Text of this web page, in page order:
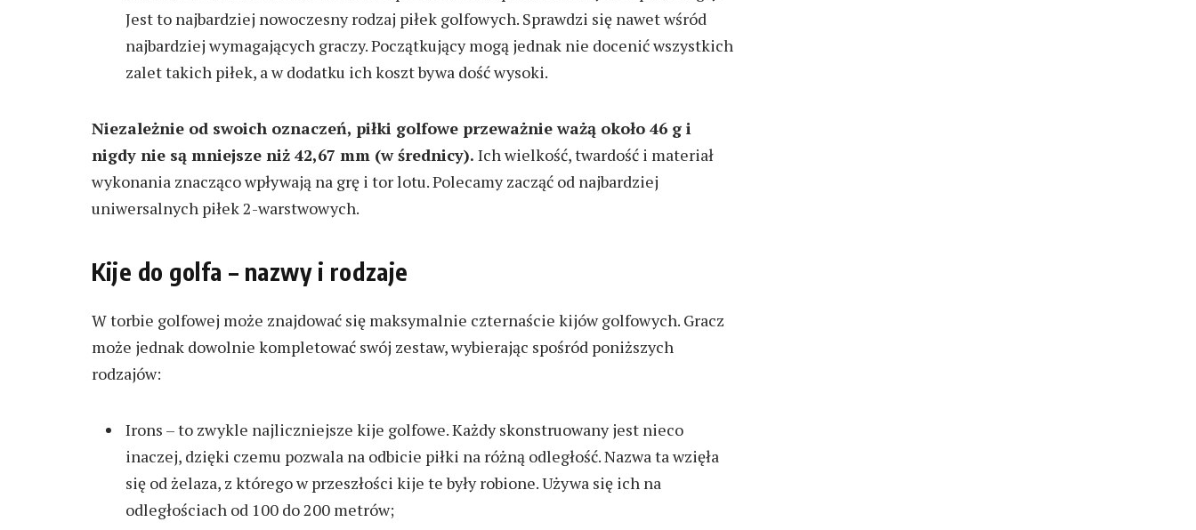
Jest to najbardziej nowoczesny rodzaj piłek golfowych. Sprawdzi się nawet wśród
najbardziej wymagających graczy. Początkujący mogą jednak nie docenić wszystkich
zalet takich piłek, a w dodatku ich koszt bywa dość wysoki.
Niezależnie od swoich oznaczeń, piłki golfowe przeważnie ważą około 46 g i
nigdy nie są mniejsze niż 42,67 mm (w średnicy). Ich wielkość, twardość i materiał
wykonania znacząco wpływają na grę i tor lotu. Polecamy zacząć od najbardziej
uniwersalnych piłek 2-warstwowych.
Kije do golfa – nazwy i rodzaje
W torbie golfowej może znajdować się maksymalnie czternaście kijów golfowych. Gracz
może jednak dowolnie kompletować swój zestaw, wybierając spośród poniższych
rodzajów:
Irons – to zwykle najliczniejsze kije golfowe. Każdy skonstruowany jest nieco
inaczej, dzięki czemu pozwala na odbicie piłki na różną odległość. Nazwa ta wzięła
się od żelaza, z którego w przeszłości kije te były robione. Używa się ich na
odległościach od 100 do 200 metrów;